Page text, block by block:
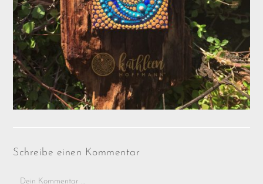
Schreibe einen Kommentar